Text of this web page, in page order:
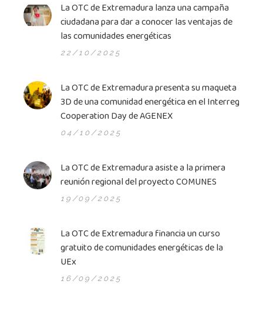
La OTC de Extremadura lanza una campaña
ciudadana para dar a conocer las ventajas de
las comunidades energéticas
22/10/2025
La OTC de Extremadura presenta su maqueta
3D de una comunidad energética en el Interreg
Cooperation Day de AGENEX
04/10/2025
La OTC de Extremadura asiste a la primera
reunión regional del proyecto COMUNES
19/09/2025
La OTC de Extremadura financia un curso
gratuito de comunidades energéticas de la
UEx
16/09/2025